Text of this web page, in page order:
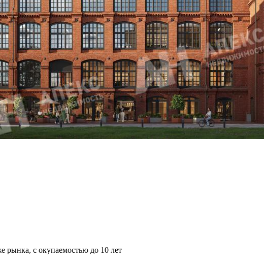
с окупаемостью до 10 лет